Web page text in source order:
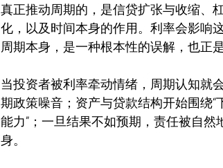
真正推动周期的，是信贷扩张与收缩、
化，以及时间本身的作用。利率会影响
周期本身，是一种根本性的误解，也正
当投资者被利率牵动情绪，周期认知就
期政策噪音；资产与贷款结构开始围绕
能力”；一旦结果不如预期，责任被自
身。